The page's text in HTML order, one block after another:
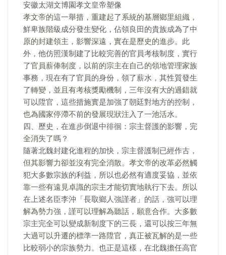
安徽太湖文博園孝文皇帝塑像
孝文帝的這一舉措，重建起了系統的基層鄉里組織，
鮮卑族階級成分發生變化，佔領良田的貴族成為了中
原的封建領主，影響深遠，實在是歷史的進步。此
外，他仿照漢制建了比較完善的官員考核制度，實行
了官員薪俸制度，以前的宗主在自己的領地管理家族
事務，現在有了官員的身份，領了薪水，其性質發生
了轉變，並且有考核獎勵機制，三年沒有大的過錯就
可以陞官，這些措施實是加強了朝廷對地方的控制，
也為國家停滯不前的發展現狀注入了一池活水。
四、歷史，在進步倒退中徘徊：宗主督護的影響，完
全消失了嗎？
隨著北魏封建化進程的加快，宗主督護制已經作古，
但其影響力卻並沒有完全消散。孝文帝的改革必然觸
犯大多數宗族的利益，所以也必然有適度妥協，並依
靠一些有遠見卓識的宗主才能切實地執行下去。所以
在上述名臣李沖「長取鄉人強謹者」的話，強可以理
解為勢力強，謹可以理解為聽話，願意合作。大多數
宗主完全可以變成新制度下的三長，還可以按三年無
大過可以升遷的標準一路陞官，真正被瓦解的是一些
比較弱小的宗族勢力。也正是這樣，在北魏擔任高官